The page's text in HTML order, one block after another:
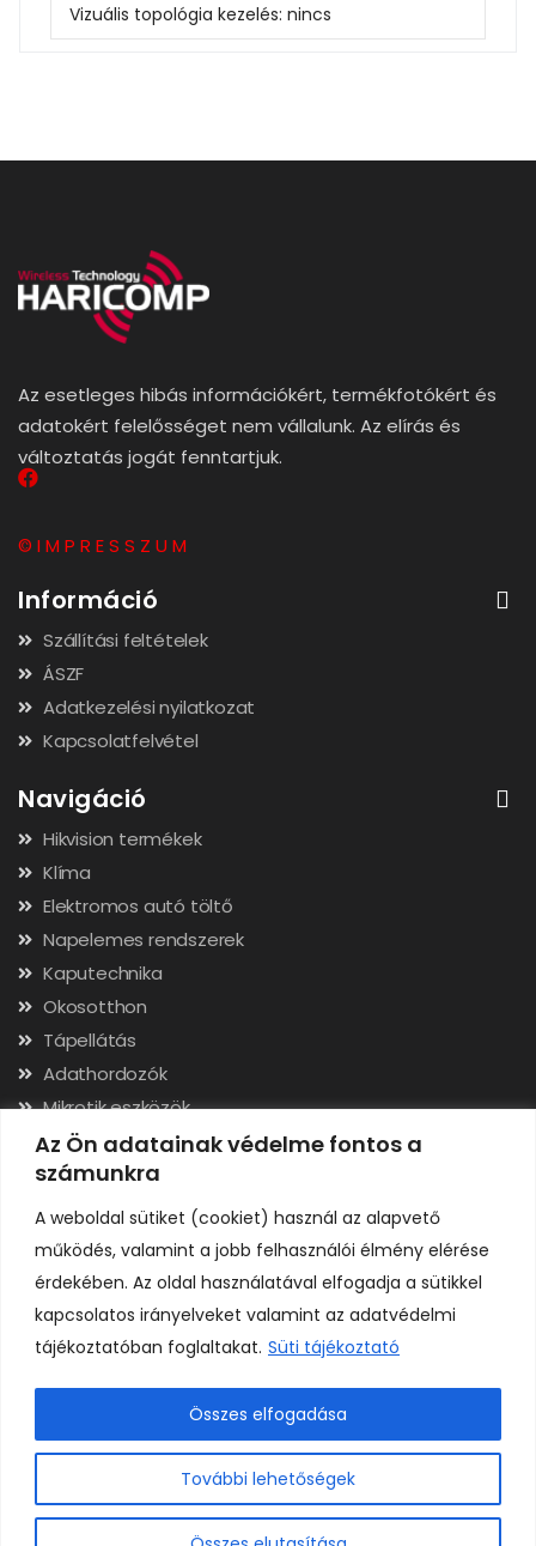
Az Ön adatainak védelme fontos a
számunkra
A weboldal sütiket (cookiet) használ az alapvető
működés, valamint a jobb felhasználói élmény elérése
érdekében. Az oldal használatával elfogadja a sütikkel
kapcsolatos irányelveket valamint az adatvédelmi
tájékoztatóban foglaltakat. Süti tájékoztató
További lehetőségek
Összes elfogadása
Vizuális topológia kezelés: nincs
Az esetleges hibás információkért, termékfotókért és
adatokért felelősséget nem vállalunk. Az elírás és
változtatás jogát fenntartjuk.
© I M P R E S S Z U M
Információ
Szállítási feltételek
ÁSZF
Adatkezelési nyilatkozat
Kapcsolatfelvétel
Navigáció
Hikvision termékek
Klíma
Elektromos autó töltő
Napelemes rendszerek
Kaputechnika
Okosotthon
Tápellátás
Adathordozók
Mikrotik eszközök
Hálózati kábelek, csatlakozók
Szerszámok
Elérhetőségek
Adószám: 24323257-2-02
Cégjegyzékszám: 02-09-079991
Bankszámla: 11731001-23136207